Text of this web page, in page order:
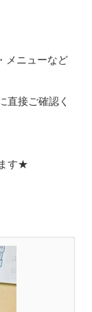
メニューなど
直接ご確認く
す★